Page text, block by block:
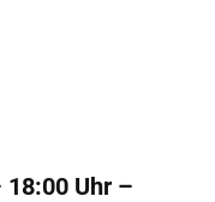
18:00 Uhr –